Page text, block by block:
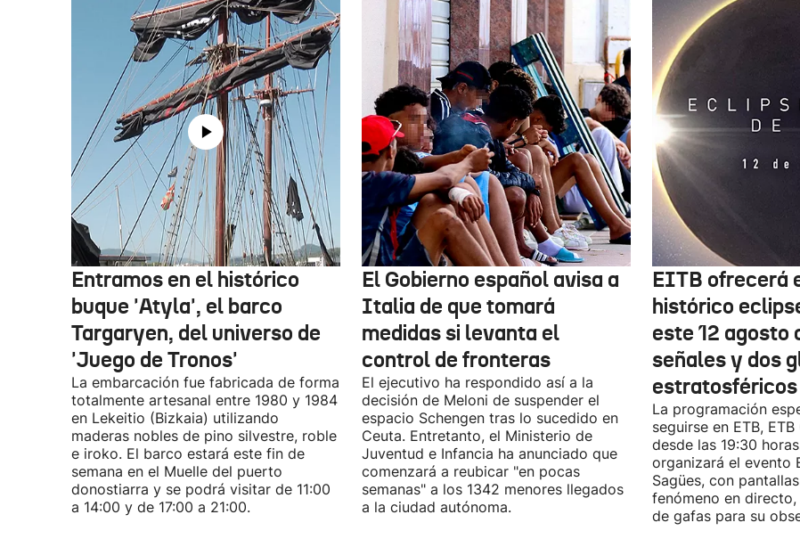
Entramos en el histórico
buque 'Atyla', el barco
Targaryen, del universo de
'Juego de Tronos'
La embarcación fue fabricada de forma
totalmente artesanal entre 1980 y 1984
en Lekeitio (Bizkaia) utilizando
maderas nobles de pino silvestre, roble
e iroko. El barco estará este fin de
semana en el Muelle del puerto
donostiarra y se podrá visitar de 11:00
a 14:00 y de 17:00 a 21:00.
El Gobierno español avisa a
Italia de que tomará
medidas si levanta el
control de fronteras
El ejecutivo ha respondido así a la
decisión de Meloni de suspender el
espacio Schengen tras lo sucedido en
Ceuta. Entretanto, el Ministerio de
Juventud e Infancia ha anunciado que
comenzará a reubicar "en pocas
semanas" a los 1342 menores llegados
a la ciudad autónoma.
EITB ofrecerá
histórico
este 12 agosto
señales y dos
estratosféricos
La programación
seguirse en ETB, ETB
desde las 19:30
organizará el evento
Sagües, con
fenómeno en
de gafas para su